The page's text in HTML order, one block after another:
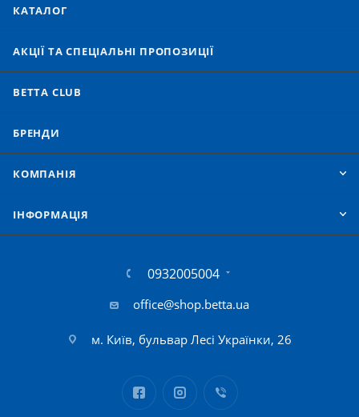
КАТАЛОГ
АКЦІЇ ТА СПЕЦІАЛЬНІ ПРОПОЗИЦІЇ
BETTA CLUB
БРЕНДИ
КОМПАНІЯ
IНФОРМАЦІЯ
0932005004
office@shop.betta.ua
м. Київ, бульвар Лесі Українки, 26